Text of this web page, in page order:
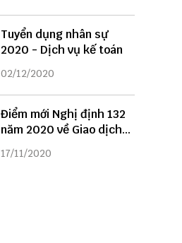
Tuyển dụng nhân sự
2020 - Dịch vụ kế toán
02/12/2020
Điểm mới Nghị định 132
năm 2020 về Giao dịch
liên kết
17/11/2020